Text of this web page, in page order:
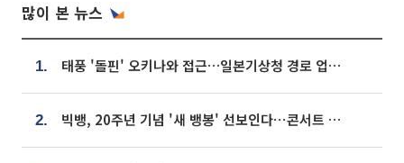
많이 본 뉴스
1. 태풍 '돌핀' 오키나와 접근…일본기상청 경로 업데이트
2. 빅뱅, 20주년 기념 '새 뱅봉' 선보인다⋯콘서트 앞두고 팝업 개최